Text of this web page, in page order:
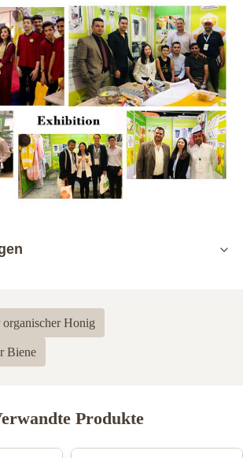
50 jüngsten Bewertungen
organischer Honig
Biene
Produkte